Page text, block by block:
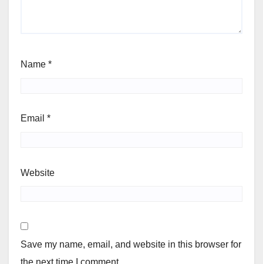
Name *
Email *
Website
Save my name, email, and website in this browser for
the next time I comment.